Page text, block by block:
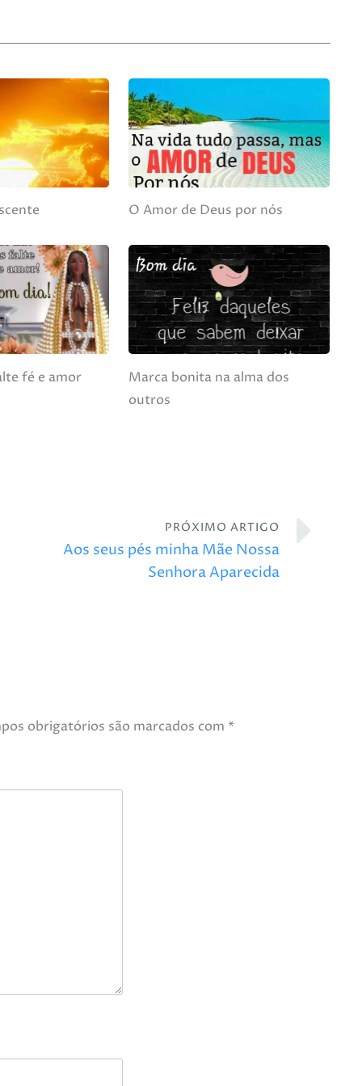
O Amor de Deus por nós
fé e amor
Marca bonita na alma dos
outros
PRÓXIMO ARTIGO
Aos seus pés minha Mãe Nossa
Senhora Aparecida
obrigatórios são marcados com *